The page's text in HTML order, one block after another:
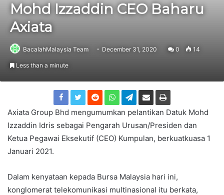
Mohd Izzaddin CEO Baharu
Axiata
BacalahMalaysia Team December 31, 2020 0 14
Less than a minute
Axiata Group Bhd mengumumkan pelantikan Datuk Mohd
Izzaddin Idris sebagai Pengarah Urusan/Presiden dan
Ketua Pegawai Eksekutif (CEO) Kumpulan, berkuatkuasa 1
Januari 2021.
Dalam kenyataan kepada Bursa Malaysia hari ini,
konglomerat telekomunikasi multinasional itu berkata,